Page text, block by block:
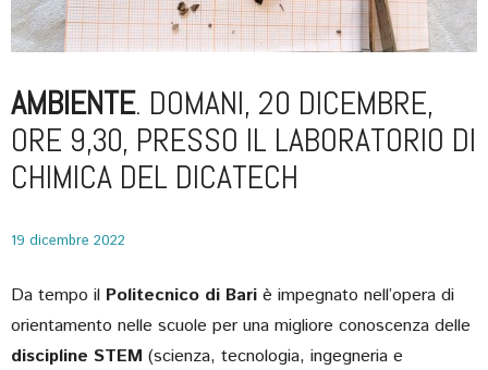
AMBIENTE. DOMANI, 20 DICEMBRE,
ORE 9,30, PRESSO IL LABORATORIO DI
CHIMICA DEL DICATECH
19 dicembre 2022
Da tempo il Politecnico di Bari è impegnato nell’opera di
orientamento nelle scuole per una migliore conoscenza delle
discipline STEM (scienza, tecnologia, ingegneria e